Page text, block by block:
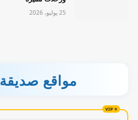
25 يوليو، 2026
مواقع صديقة